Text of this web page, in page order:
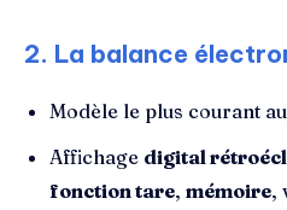
2. La balance
Modèle le plus courant
Affichage digital
fonction tare, mémoire,